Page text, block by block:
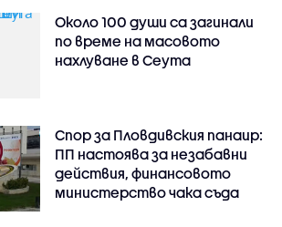
Около 100 души са загинали
по време на масовото
нахлуване в Сеута
Спор за Пловдивския панаир:
ПП настоява за незабавни
действия, финансовото
министерство чака съда